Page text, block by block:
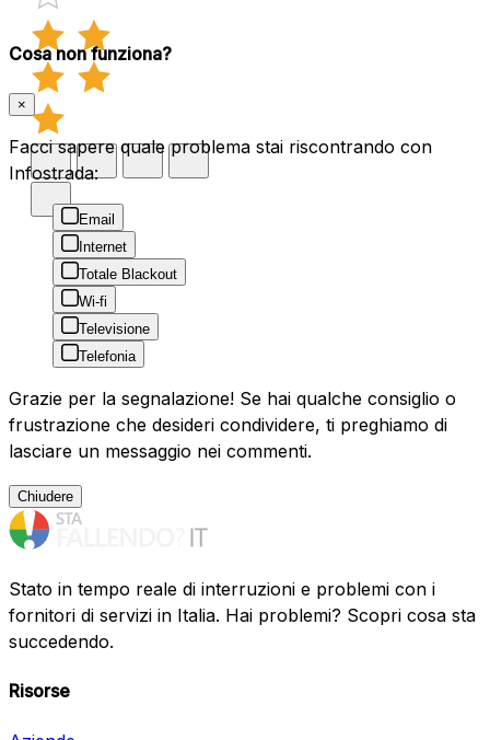
Cosa non funziona?
×
Facci sapere quale problema stai riscontrando con
Infostrada:
Email
Internet
Totale Blackout
Wi-fi
Televisione
Telefonia
Grazie per la segnalazione! Se hai qualche consiglio o
frustrazione che desideri condividere, ti preghiamo di
lasciare un messaggio nei commenti.
Chiudere
Stato in tempo reale di interruzioni e problemi con i
fornitori di servizi in Italia. Hai problemi? Scopri cosa sta
succedendo.
Risorse